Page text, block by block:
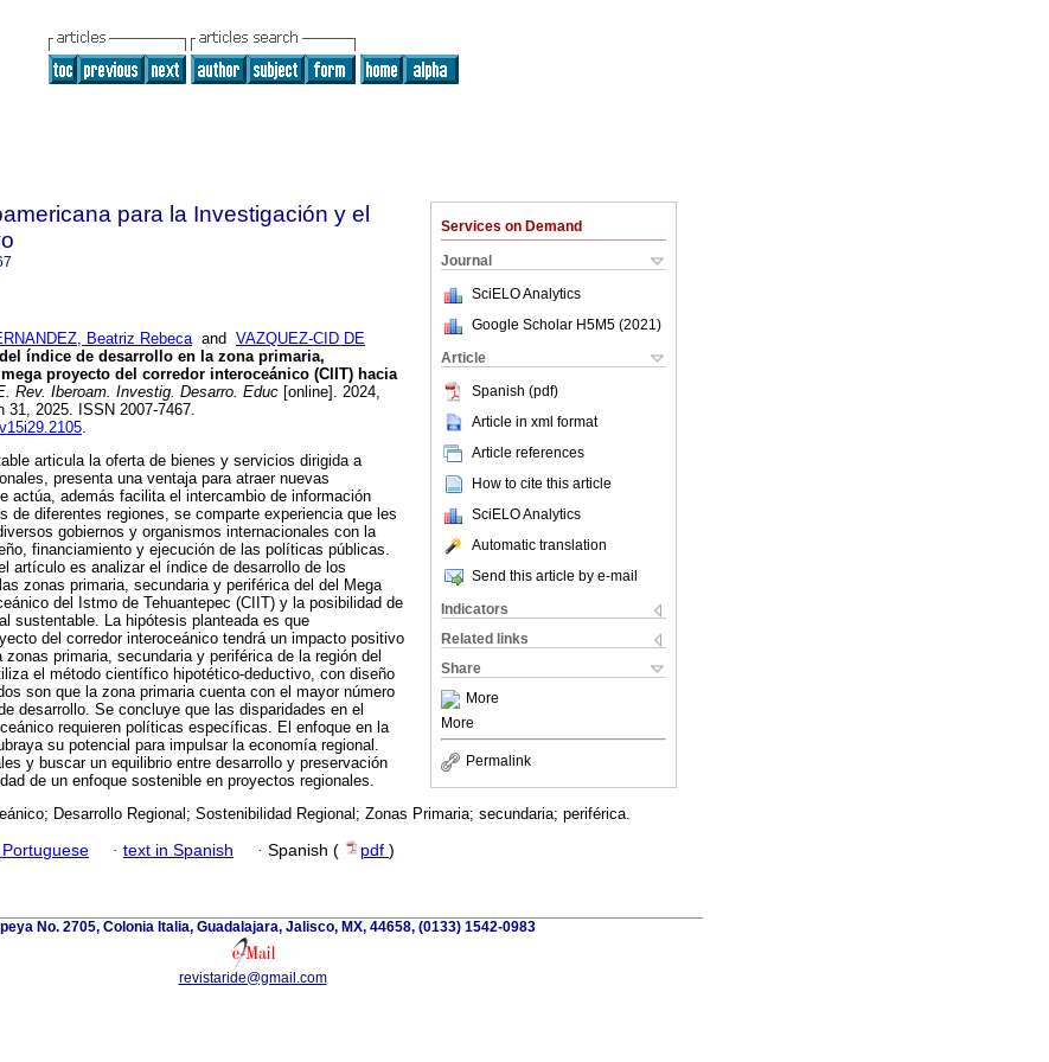
Services on Demand
Journal
SciELO Analytics
Google Scholar H5M5 (2021 )
Article
Spanish (pdf)
Article in xml format
Article references
How to cite this article
SciELO Analytics
Automatic translation
Send this article by e-mail
Indicators
Related links
Share
More
More
Permalink
para la Investigación y el
Beatriz Rebecaand VAZQUEZ-CID DE
índice de desarrollo en la zona primaria,
proyecto del corredor interoceánico (CIIT) hacia
Rev. Iberoam. Investig. Desarro. Educ [online]. 2024,
2025. ISSN 2007-7467.
.
articula la oferta de bienes y servicios dirigida a
presenta una ventaja para atraer nuevas
actúa, además facilita el intercambio de información
de diferentes regiones, se comparte experiencia que les
gobiernos y organismos internacionales con la
financiamiento y ejecución de las políticas públicas.
artículo es analizar el índice de desarrollo de los
zonas primaria, secundaria y periférica del del Mega
del Istmo de Tehuantepec (CIIT) y la posibilidad de
sustentable. La hipótesis planteada es que
del corredor interoceánico tendrá un impacto positivo
primaria, secundaria y periférica de la región del
el método científico hipotético-deductivo, con diseño
son que la zona primaria cuenta con el mayor número
desarrollo. Se concluye que las disparidades en el
requieren políticas específicas. El enfoque en la
su potencial para impulsar la economía regional.
y buscar un equilibrio entre desarrollo y preservación
de un enfoque sostenible en proyectos regionales.
Desarrollo Regional; Sostenibilidad Regional; Zonas Primaria; secundaria; periférica.
Portuguese · text in Spanish · Spanish ( pdf )
No. 2705, Colonia Italia, Guadalajara, Jalisco, MX, 44658, (0133) 1542-0983
revistaride@gmail.com